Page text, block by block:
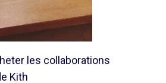
les collaborations
Kith